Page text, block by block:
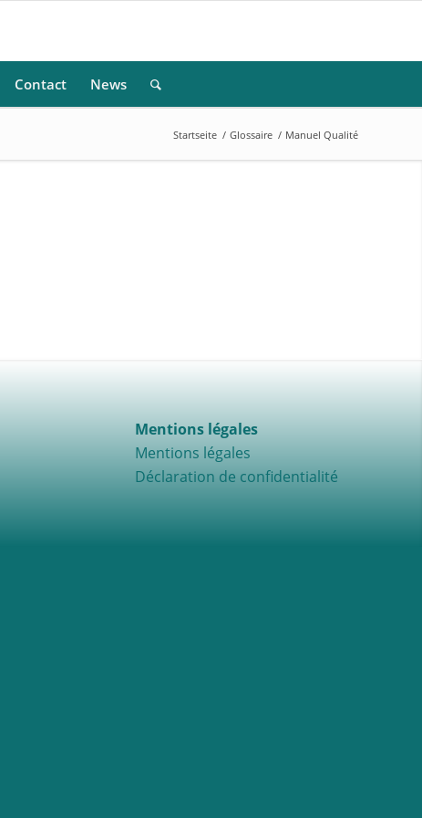
Contact News
Startseite / Glossaire / Manuel Qualité
Mentions légales
Mentions légales
Déclaration de confidentialité